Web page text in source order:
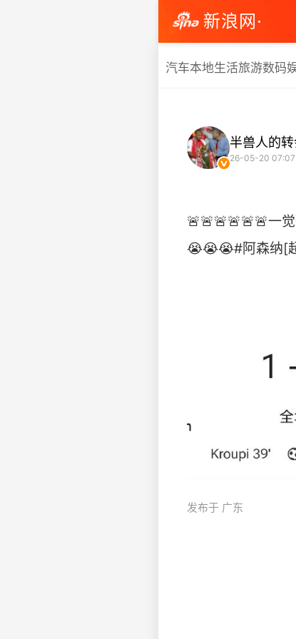
新浪网·
汽车本地生活旅游数码
半兽人的
26-05-20 07:07
🚨🚨🚨🚨🚨🚨一
😭😭😭#阿森纳[
发布于 广东